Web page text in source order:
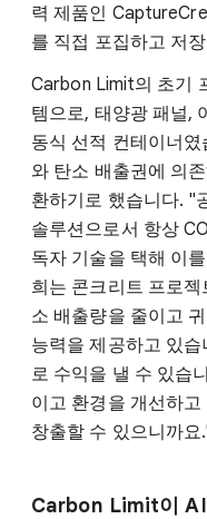
력 제품인
를 직접 포집하고 저
Carbon Limit의 초기
템으로, 태양광 패널,
동식 선적 컨테이너
와 탄소 배출권에 의
환하기로 했습니다. "
솔루션으로서 항상
독자 기술을 택해 이
희는 콘크리트 프로
소 배출량을 줄이고
능력을 제공하고 있
로 수익을 낼 수 있습
이고 환경을 개선하
창출할 수 있으니까
Carbon Limit이 AI